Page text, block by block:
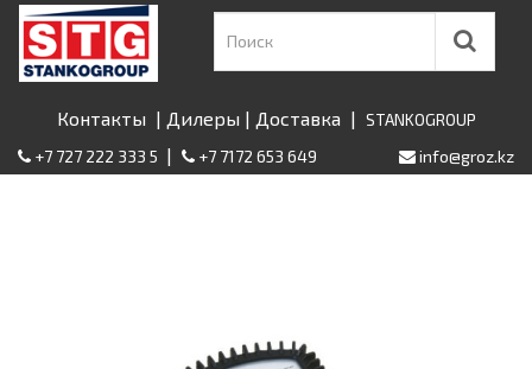
Контакты | Дилеры | Доставка | STANKOGROUP
+7 727 222 333 5 | +7 7172 653 649 info@groz.kz